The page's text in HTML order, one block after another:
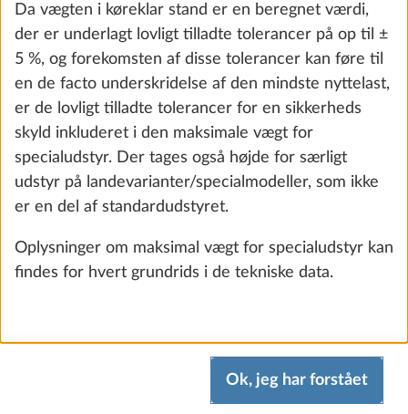
Uafhængighedspakke inkl. laderegulator
med booster, litiumbatteri (Super B
18,3 kg
17.547 kr.
Da vægten i køreklar stand er en beregnet værdi,
der er underlagt lovligt tilladte tolerancer på op til ±
5 %, og forekomsten af disse tolerancer kan føre til
en de facto underskridelse af den mindste nyttelast,
er de lovligt tilladte tolerancer for en sikkerheds
skyld inkluderet i den maksimale vægt for
specialudstyr. Der tages også højde for særligt
udstyr på landevarianter/specialmodeller, som ikke
er en del af standardudstyret.
Oplysninger om maksimal vægt for specialudstyr kan
findes for hvert grundrids i de tekniske data.
Ok, jeg har forstået